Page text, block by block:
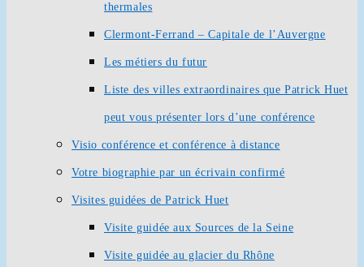
thermales
Clermont-Ferrand – Capitale de l’Auvergne
Les métiers du futur
Liste des villes extraordinaires que Patrick Huet
peut vous présenter lors d’une conférence
Visio conférence et conférence à distance
Votre biographie par un écrivain confirmé
Visites guidées de Patrick Huet
Visite guidée aux Sources de la Seine
Visite guidée au glacier du Rhône